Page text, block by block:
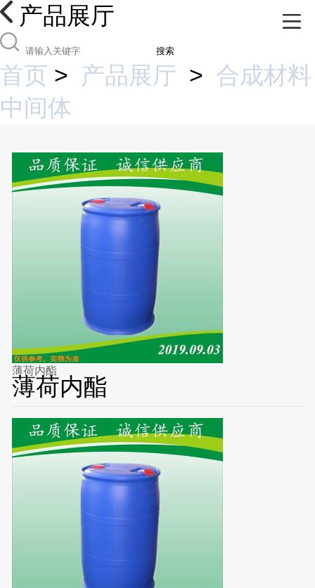
产品展厅
搜索
首页 > 产品展厅 > 合成材料
中间体
薄荷内酯
薄荷内酯